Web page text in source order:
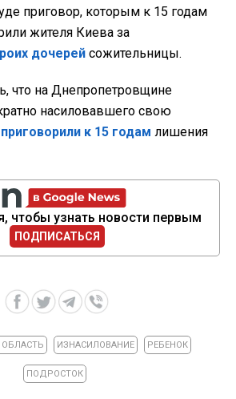
приговор, которым к 15 годам
жителя Киева за
дочерей сожительницы.
что на Днепропетровщине
насиловавшего свою
приговорили к 15 годам лишения
чтобы узнать новости первым
ПОДПИСАТЬСЯ
ОБЛАСТЬ ИЗНАСИЛОВАНИЕ РЕБЕНОК
ПОДРОСТОК